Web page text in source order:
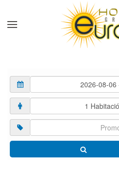
Skip to main content